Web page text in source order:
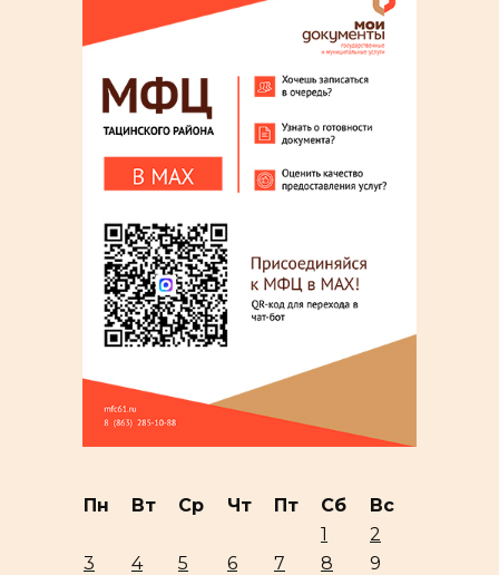
Пн Вт Ср Чт Пт Сб
Вс
1
2
3
4 5 6 7 8
9